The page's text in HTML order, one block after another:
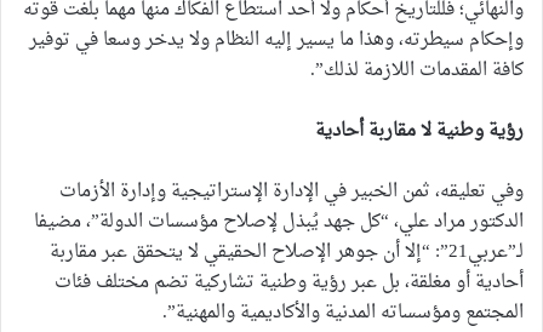
والنهائي؛ فللتاريخ أحكام ولا أحد استطاع الفكاك منها مهما بلغت قوته
وإحكام سيطرته، وهذا ما يسير إليه النظام ولا يدخر وسعا في توفير
كافة المقدمات اللازمة لذلك”.
رؤية وطنية لا مقاربة أحادية
وفي تعليقه، ثمن الخبير في الإدارة الإستراتيجية وإدارة الأزمات
الدكتور مراد علي، “كل جهد يُبذل لإصلاح مؤسسات الدولة”، مضيفا
لـ”عربي21”: “إلا أن جوهر الإصلاح الحقيقي لا يتحقق عبر مقاربة
أحادية أو مغلقة، بل عبر رؤية وطنية تشاركية تضم مختلف فئات
المجتمع ومؤسساته المدنية والأكاديمية والمهنية”.